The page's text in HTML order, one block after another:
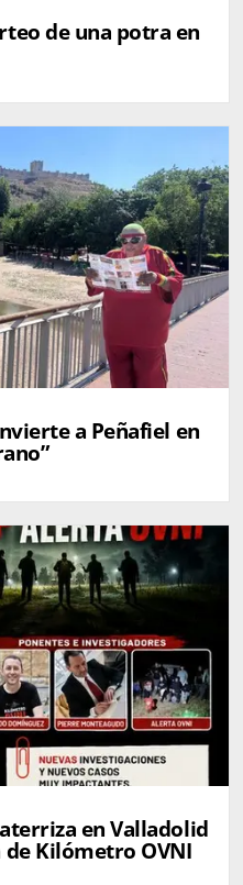
de una potra en
a Peñafiel en
en Valladolid
Kilómetro OVNI